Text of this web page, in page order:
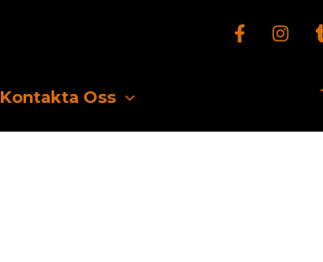
Kontakta Oss